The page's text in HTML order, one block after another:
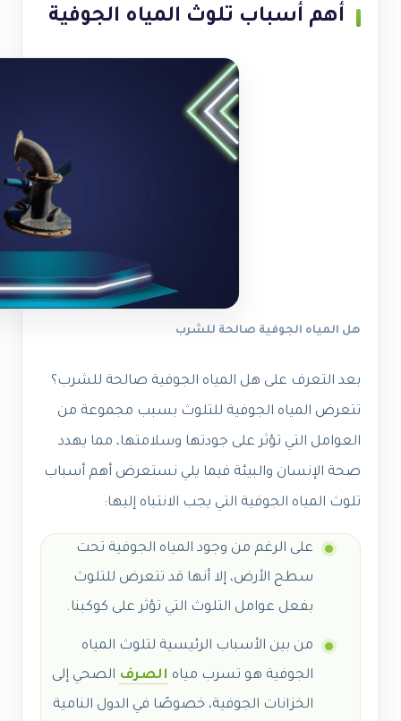
أهم أسباب تلوث المياه الجوفية
هل المياه الجوفية صالحة للشرب
بعد التعرف على هل المياه الجوفية صالحة للشرب؟
تتعرض المياه الجوفية للتلوث بسبب مجموعة من
العوامل التي تؤثر على جودتها وسلامتها، مما يهدد
صحة الإنسان والبيئة فيما يلي نستعرض أهم أسباب
تلوث المياه الجوفية التي يجب الانتباه إليها:
على الرغم من وجود المياه الجوفية تحت
سطح الأرض، إلا أنها قد تتعرض للتلوث
بفعل عوامل التلوث التي تؤثر على كوكبنا.
من بين الأسباب الرئيسية لتلوث المياه
الجوفية هو تسرب مياه الصرف الصحي إلى
الخزانات الجوفية، خصوصًا في الدول النامية